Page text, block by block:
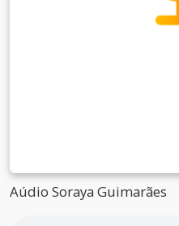
Aúdio Soraya Guimarães